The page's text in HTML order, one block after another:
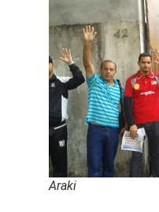
Araki